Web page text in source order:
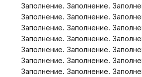
Заполнение. Заполнение.
Заполнение. Заполнение.
Заполнение. Заполнение.
Заполнение. Заполнение.
Заполнение. Заполнение.
Заполнение. Заполнение.
Заполнение. Заполнение.